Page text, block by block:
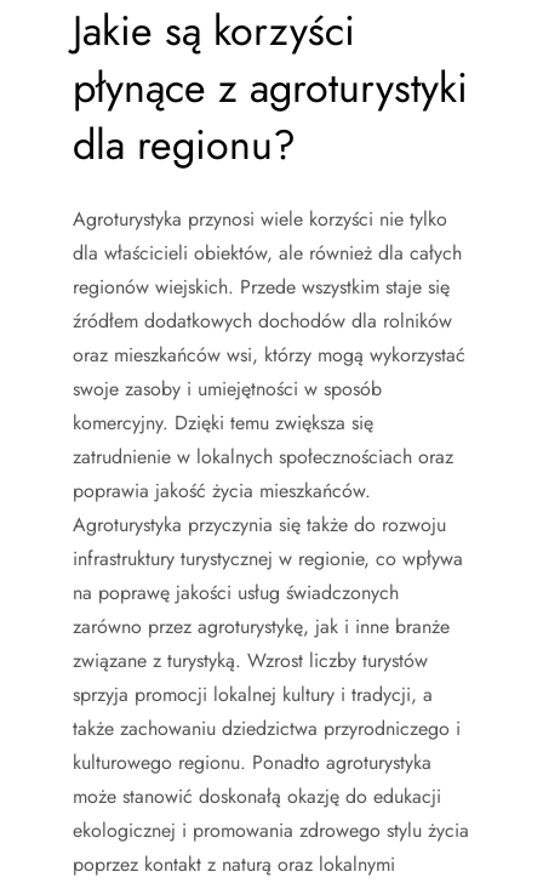
Jakie są korzyści
płynące z agroturystyki
dla regionu?
Agroturystyka przynosi wiele korzyści nie tylko
dla właścicieli obiektów, ale również dla całych
regionów wiejskich. Przede wszystkim staje się
źródłem dodatkowych dochodów dla rolników
oraz mieszkańców wsi, którzy mogą wykorzystać
swoje zasoby i umiejętności w sposób
komercyjny. Dzięki temu zwiększa się
zatrudnienie w lokalnych społecznościach oraz
poprawia jakość życia mieszkańców.
Agroturystyka przyczynia się także do rozwoju
infrastruktury turystycznej w regionie, co wpływa
na poprawę jakości usług świadczonych
zarówno przez agroturystykę, jak i inne branże
związane z turystyką. Wzrost liczby turystów
sprzyja promocji lokalnej kultury i tradycji, a
także zachowaniu dziedzictwa przyrodniczego i
kulturowego regionu. Ponadto agroturystyka
może stanowić doskonałą okazję do edukacji
ekologicznej i promowania zdrowego stylu życia
poprzez kontakt z naturą oraz lokalnymi